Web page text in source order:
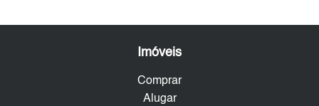
Imóveis
Comprar
Alugar